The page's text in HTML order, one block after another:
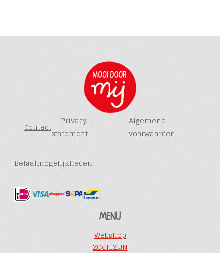
Contact
Privacy
statement
Algemene
voorwaarden
Betaalmogelijkheden:
MENU
Webshop
ZOdIEZiJN